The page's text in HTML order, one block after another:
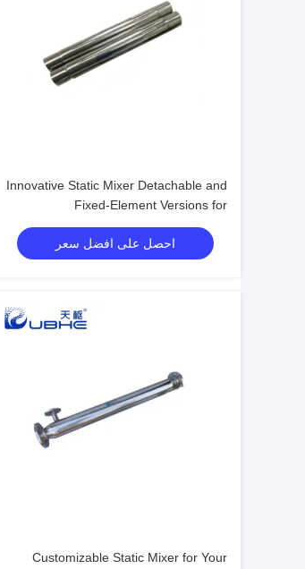
Innovative Static Mixer Detachable and
Fixed-Element Versions for
Customizable Surface Treatment
احصل على افضل سعر
Customizable Static Mixer for Your